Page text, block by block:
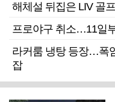
해체설 뒤집은 LIV 골
프로야구 취소…11일
라커룸 냉탕 등장…폭
잡